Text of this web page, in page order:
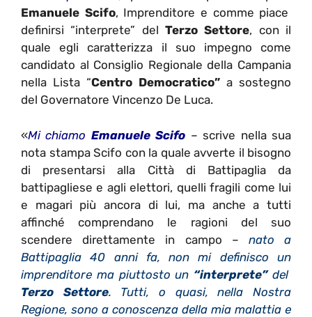
Emanuele Scifo, Imprenditore e comme piace
definirsi “interprete” del Terzo Settore, con il
quale egli caratterizza il suo impegno come
candidato al Consiglio Regionale della Campania
nella Lista “Centro Democratico” a sostegno
del Governatore Vincenzo De Luca.
«Mi chiamo Emanuele Scifo – scrive nella sua
nota stampa Scifo con la quale avverte il bisogno
di presentarsi alla Città di Battipaglia da
battipagliese e agli elettori, quelli fragili come lui
e magari più ancora di lui, ma anche a tutti
affinché comprendano le ragioni del suo
scendere direttamente in campo – nato a
Battipaglia 40 anni fa, non mi definisco un
imprenditore ma piuttosto un “interprete”del
Terzo Settore. Tutti, o quasi, nella Nostra
Regione, sono a conoscenza della mia malattia e